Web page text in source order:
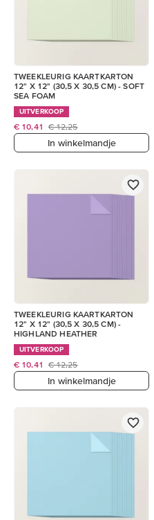
TWEEKLEURIG KAARTKARTON
12" X 12" (30,5 X 30,5 CM) - SOFT
SEA FOAM
UITVERKOOP
€ 10,41 € 12,25
In winkelmandje
TWEEKLEURIG KAARTKARTON
12" X 12" (30,5 X 30,5 CM) -
HIGHLAND HEATHER
UITVERKOOP
€ 10,41 € 12,25
In winkelmandje